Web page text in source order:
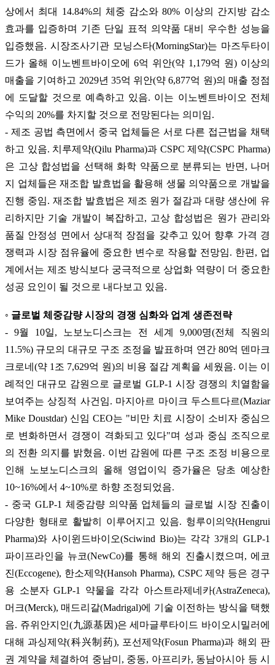
상에서 최대 14.84%의 체중 감소와 80% 이상의 간지방 감소
효과를 입증하며 기존 단일 표적 의약품 대비 우수한 성능을
입증했음. 시장조사기관 모닝스타(MorningStar)는 마즈두타이
드가 올해 이노벤트바이오에 6억 위안(약 1,179억 원) 이상의
매출을 기여하고 2029년 35억 위안(약 6,877억 원)의 매출 정점
에 도달할 것으로 예측하고 있음. 이는 이노벤트바이오 전체
수익의 20%를 차지할 것으로 전망된다는 의미임.
- 제조 공법 측면에서 중국 업체들은 서로 다른 접근법을 채택
하고 있음. 치루제약(Qilu Pharma)과 CSPC 제약(CSPC Pharma)
은 고상 합성법을 선택해 화학 약품으로 분류되는 반면, 나머
지 업체들은 재조합 발효법을 활용해 생물 의약품으로 개발을
진행 중임. 재조합 발효법은 제조 원가 절감과 대량 생산에 유
리하지만 기술 개발이 복잡하고, 고상 합성법은 원가 관리와
품질 안정성 면에서 상대적 장점을 갖추고 있어 향후 가격 경
쟁력과 시장 점유율에 중요한 변수로 작용할 전망임. 한편, 업
계에서는 제조 방식보다 궁극적으로 상업화 역량이 더 중요한
성공 요인이 될 것으로 내다보고 있음.
◦ 글로벌 체중감량 시장의 경쟁 심화와 업계 생존전략
- 9월 10일, 노보노디스크는 전 세계 9,000명(전체 직원의
11.5%) 규모의 대규모 구조 조정을 발표하며 연간 80억 덴마크
크로네(약 1조 7,629억 원)의 비용 절감 계획을 세웠음. 이는 이
례적인 대규모 감원으로 글로벌 GLP-1 시장 경쟁의 치열함을
보여주는 상징적 사건임. 마지아르 마이크 두스트다르(Maziar
Mike Doustdar) 신임 CEO는 "비만 치료 시장이 소비자 중심으
로 변화하면서 경쟁이 격화되고 있다"며 성과 중심 조직으로
의 전환 의지를 밝혔음. 이번 감원에 따른 구조 조정 비용으로
인해 노보노디스크의 올해 영업이익 증가율은 당초 예상한
10~16%에서 4~10%로 하향 조정되었음.
- 중국 GLP-1 체중감량 의약품 업체들의 글로벌 시장 진출이
다양한 형태로 활발히 이루어지고 있음. 헝루이의약(Hengrui
Pharma)와 사이윈드바이오(Sciwind Bio)는 각각 3개의 GLP-1
파이프라인을 뉴코(NewCo)를 통해 해외 진출시켰으며, 에코
진(Eccogene), 한소제약(Hansoh Pharma), CSPC 제약 등은 경구
용 소분자 GLP-1 약물을 각각 아스트라제네카(AstraZeneca),
머크(Merck), 매드리갈(Madrigal)에 기술 이전하는 방식을 택했
음. 쥬위안지인(九源基因)은 세마글루타이드 바이오시밀러에
대해 과싱제약(科兴制药), 포선제약(Fosun Pharma)과 해외 판
권 계약을 체결하여 중남미, 중동, 아프리카, 동남아시아 등 시